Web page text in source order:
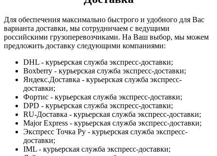
Для обеспечения максимально быстрого и удобного для Вас
варианта доставки, мы сотрудничаем с ведущими
российскими грузоперевозчиками. На Ваш выбор, мы можем
предложить доставку следующими компаниями:
DHL - курьерская служба экспресс-доставки;
Boxberry - курьерская служба экспресс-доставки;
Яндекс.Доставка - курьерская служба экспресс-
доставки;
Фортис - курьерская служба экспресс-доставки;
DPD - курьерская служба экспресс-доставки;
RU-Доставка - курьерская служба экспресс-доставки;
Major Express - курьерская служба экспресс-доставки;
Экспресс Точка Ру - курьерская служба экспресс-
доставки;
IML - курьерская служба экспресс-доставки;